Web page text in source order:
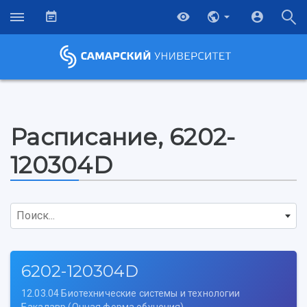
Расписание, 6202-
120304D
Поиск...
6202-120304D
12.03.04 Биотехнические системы и технологии